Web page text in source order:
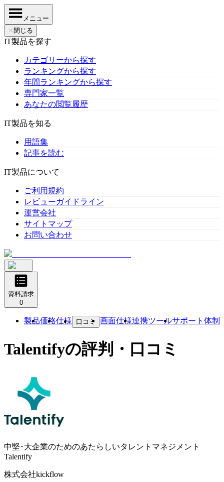
メニュー
✕ 閉じる
IT製品を探す
カテゴリーから探す
ランキングから探す
年間ランキングから探す
専門家一覧
あなたの閲覧履歴
IT製品を知る
用語集
記事を読む
IT製品について
ご利用規約
レビューガイドライン
運営会社
サイトマップ
お問い合わせ
資料請求
0
製品価格仕様 口コミ 画面仕様連携ツールサポート体制
Talentifyの評判・口コミ
中堅･大企業のためのあたらしいタレントマネジメント
Talentify
株式会社kickflow